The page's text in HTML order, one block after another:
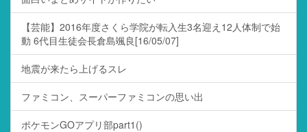
【芸能】2016年度さくら学院が転入生3名迎え12人体制で始
動 6代目生徒会長倉島颯良[16/05/07]
地震が来たら上げるスレ
ファミコン、スーパーファミコンの思い出
ポケモンGOアプリ部part1()